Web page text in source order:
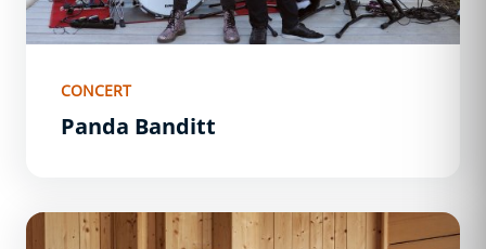
CONCERT
Panda Banditt
Rémi Dugué &amp; Benjamin Bobenrieth